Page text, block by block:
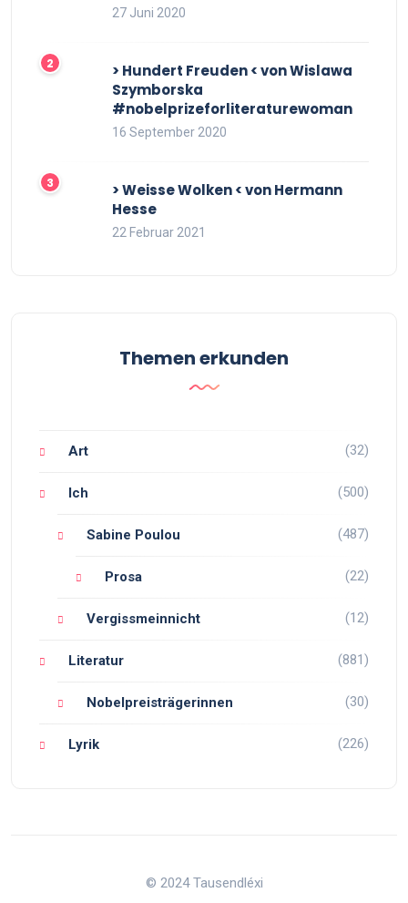
27 Juni 2020
> Hundert Freuden < von Wislawa
Szymborska
#nobelprizeforliteraturewoman
16 September 2020
> Weisse Wolken < von Hermann
Hesse
22 Februar 2021
Themen erkunden
Art (32)
Ich (500)
Sabine Poulou (487)
Prosa (22)
Vergissmeinnicht (12)
Literatur (881)
Nobelpreisträgerinnen (30)
Lyrik (226)
© 2024 Tausendléxi